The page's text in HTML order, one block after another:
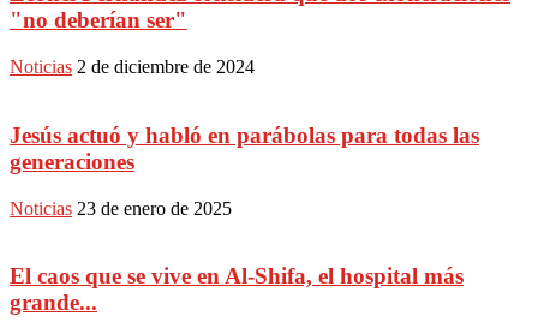
"no deberían ser"
Noticias 2 de diciembre de 2024
Jesús actuó y habló en parábolas para todas las
generaciones
Noticias 23 de enero de 2025
El caos que se vive en Al-Shifa, el hospital más
grande...